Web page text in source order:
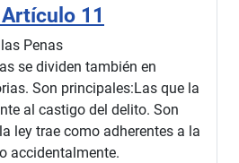
11
Penas
se dividen también en
Son principales:Las que la
al castigo del delito. Son
ley trae como adherentes a la
accidentalmente.